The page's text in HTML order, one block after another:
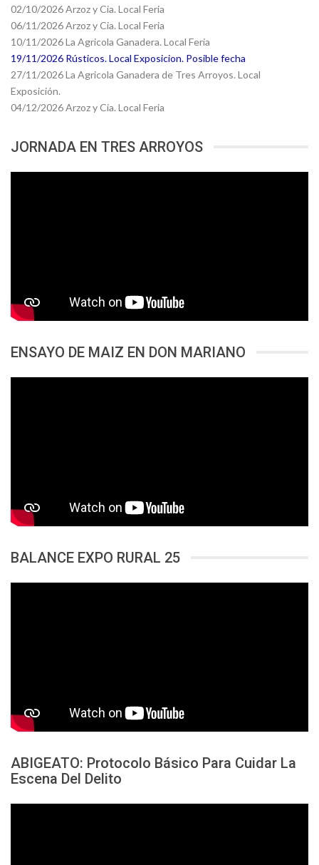
02/10/2026 Arzoz y Cia. Local Feria
06/11/2026 Arzoz y Cia. Local Feria
10/11/2026 La Agricola Ganadera. Local Feria
19/11/2026 Rústicos. Local Exposicion. Posible fecha
27/11/2026 La Agricola Ganadera de Tres Arroyos. Local
Exposición.
04/12/2026 Arzoz y Cia. Local Feria
JORNADA EN TRES ARROYOS
ENSAYO DE MAIZ EN DON MARIANO
BALANCE EXPO RURAL 25
ABIGEATO: Protocolo Básico Para Cuidar La
Escena Del Delito